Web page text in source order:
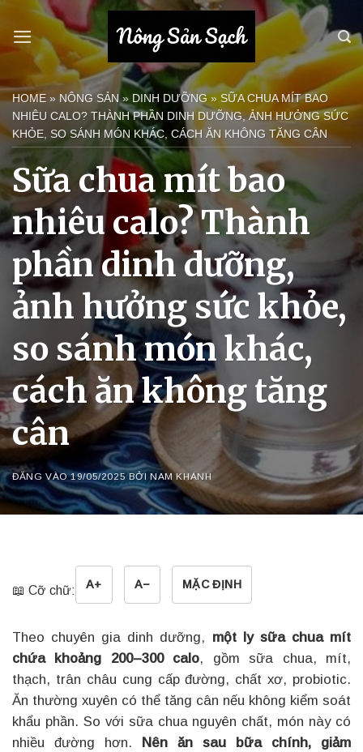
qua
nội
dung
HOME » NÔNG SẢN» DINH DƯỠNG»SỮA CHUA MÍT BAO
NHIÊU CALO? THÀNH PHẦN DINH DƯỠNG, ẢNH HƯỞNG SỨC
KHỎE, SO SÁNH MÓN KHÁC, CÁCH ĂN KHÔNG TĂNG CÂN
Sữa chua mít bao
nhiêu calo? Thành
phần dinh dưỡng,
ảnh hưởng sức khỏe,
so sánh món khác,
cách ăn không tăng
cân
ĐĂNG VÀO19/05/2025 BỞINAM KHÁNH
📖 Cỡ chữ: A+ A− MẶC ĐỊNH
Theo chuyên gia dinh dưỡng, một ly sữa chua mít
chứa khoảng 200–300 calo, gồm sữa chua, mít,
thạch, trân châu cung cấp đường, chất xơ, probiotic.
Ăn thường xuyên có thể tăng cân nếu không kiểm soát
khẩu phần. So với sữa chua nguyên chất, món này có
nhiều đường hơn.
Nên ăn sau bữa chính, giảm